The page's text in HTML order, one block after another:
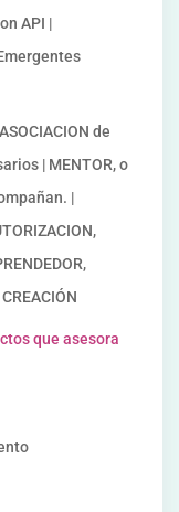
API |
de
| MENTOR, o
|
que asesora